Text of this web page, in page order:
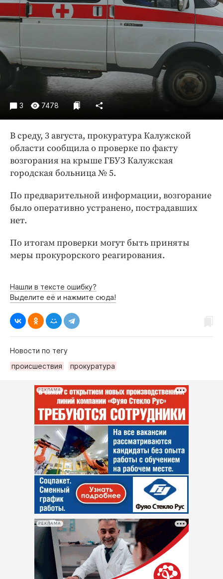
Праздники
Происшествия
Экономика и бизнес
ПРОЕКТЫ
Блоги
Издания
Медиаперсона
Интересное чтиво
Клиника года
Бренд года
Работодатель года
3 7478
В среду, 3 августа, прокуратура Калужской
области сообщила о проверке по факту
возгорания на крыше ГБУЗ Калужская
городская больница № 5.
По предварительной информации, возгорание
было оперативно устранено, пострадавших
нет.
По итогам проверки могут быть приняты
меры прокурорского реагирования.
Нашли в тексте ошибку?
Выделите её и нажмите сюда!
Новости по тегу
происшествия
прокуратура
РЕКЛАМА
РЕКЛАМА